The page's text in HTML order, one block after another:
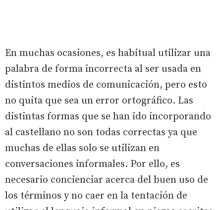
En muchas ocasiones, es habitual utilizar una
palabra de forma incorrecta al ser usada en
distintos medios de comunicación, pero esto
no quita que sea un error ortográfico. Las
distintas formas que se han ido incorporando
al castellano no son todas correctas ya que
muchas de ellas solo se utilizan en
conversaciones informales. Por ello, es
necesario concienciar acerca del buen uso de
los términos y no caer en la tentación de